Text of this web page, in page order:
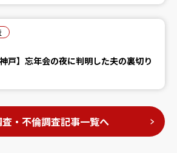
神戸】忘年会の夜に判明した夫の裏切り
・不倫調査記事一覧へ